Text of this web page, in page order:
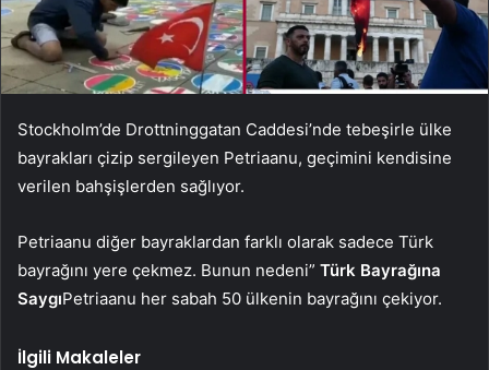
Stockholm’de Drottninggatan Caddesi’nde tebeşirle ülke
bayrakları çizip sergileyen Petriaanu, geçimini kendisine
verilen bahşişlerden sağlıyor.
Petriaanu diğer bayraklardan farklı olarak sadece Türk
bayrağını yere çekmez. Bunun nedeni” Türk Bayrağına
SaygıPetriaanu her sabah 50 ülkenin bayrağını çekiyor.
İlgili Makaleler